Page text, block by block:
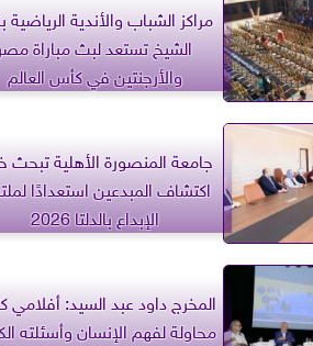
مراكز الشباب والأندية الرياضية
الشيخ تستعد لبث مباراة
والأرجنتين في كأس العالم
جامعة المنصورة الأهلية
اكتشاف المبدعين استعدادًا
الإبداع بالدلتا 2026
المخرج داود عبد السيد: أفلامي
محاولة لفهم الإنسان وأسئلته